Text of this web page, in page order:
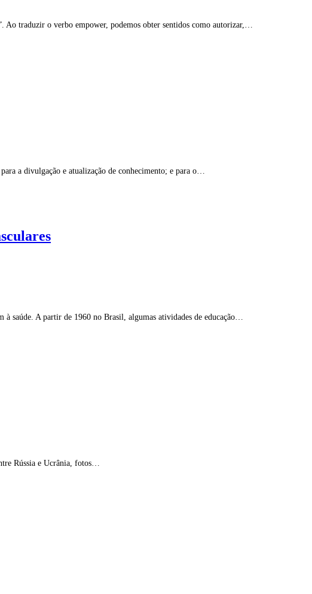
Ao traduzir o verbo empower, podemos obter sentidos como autorizar,…
a divulgação e atualização de conhecimento; e para o…
à saúde. A partir de 1960 no Brasil, algumas atividades de educação…
Rússia e Ucrânia, fotos…